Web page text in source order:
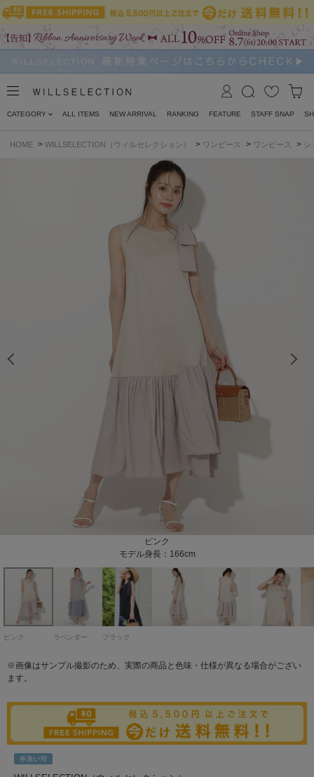
CATEGORY ALL ITEMS NEW ARRIVAL RANKING FEATURE STAFF SNAP
HOME > WILLSELECTION（ウィルセレクション） > ワンピース > ワンピース > シ
ピンク
モデル身長：166cm
ラベンダー
モデル身長：166cm
ブラック
モデル身長：165cm
モデル身長：166cm
モデル身長：166cm
モデル身長：166cm
モデル身長：166cm
モデル身長：166cm
モデル身長：166cm
モデル身長：166cm
モデル身長：165cm
モデル身長：165cm
モデル身長：165cm
モデル身長：165cm
モデル身長：165cm
ピンク ラベンダー ブラック
※画像はサンプル撮影のため、実際の商品と色味・仕様が異なる場合がござい
ます。